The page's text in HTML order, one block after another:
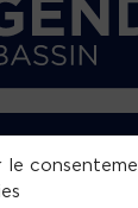
le